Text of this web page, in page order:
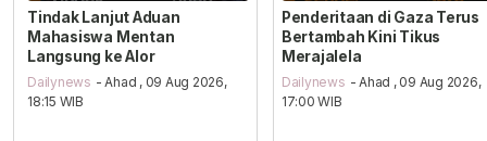
Tindak Lanjut Aduan
Mahasiswa Mentan
Langsung ke Alor
Dailynews - Ahad , 09 Aug 2026,
18:15 WIB
Penderitaan di Gaza Terus
Bertambah Kini Tikus
Merajalela
Dailynews - Ahad , 09 Aug 2026,
17:00 WIB